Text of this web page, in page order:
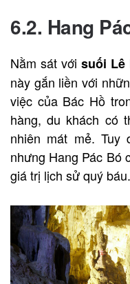
6.2. Hang
Nằm sát với suối Lê
này gắn liền với
việc của Bác Hồ
hàng, du khách có
nhiên mát mẻ. Tuy
nhưng Hang Pác Bó
giá trị lịch sử quý báu.